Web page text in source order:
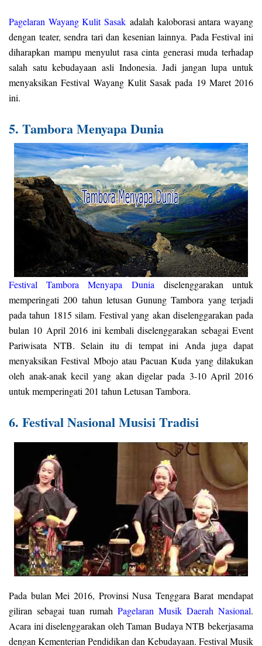
Pagelaran Wayang Kulit Sasak adalah kaloborasi antara wayang
dengan teater, sendra tari dan kesenian lainnya. Pada Festival ini
diharapkan mampu menyulut rasa cinta generasi muda terhadap
salah satu kebudayaan asli Indonesia. Jadi jangan lupa untuk
menyaksikan Festival Wayang Kulit Sasak pada 19 Maret 2016
ini.
5. Tambora Menyapa Dunia
Festival Tambora Menyapa Duniadiselenggarakan untuk
memperingati 200 tahun letusan Gunung Tambora yang terjadi
pada tahun 1815 silam. Festival yang akan diselenggarakan pada
bulan 10 April 2016 ini kembali diselenggarakan sebagai Event
Pariwisata NTB. Selain itu di tempat ini Anda juga dapat
menyaksikan Festival Mbojo atau Pacuan Kuda yang dilakukan
oleh anak-anak kecil yang akan digelar pada 3-10 April 2016
untuk memperingati 201 tahun Letusan Tambora.
6. Festival Nasional Musisi Tradisi
Pada bulan Mei 2016, Provinsi Nusa Tenggara Barat mendapat
giliran sebagai tuan rumahPagelaran Musik Daerah Nasional.
Acara ini diselenggarakan oleh Taman Budaya NTB bekerjasama
dengan Kementerian Pendidikan dan Kebudayaan. Festival Musik